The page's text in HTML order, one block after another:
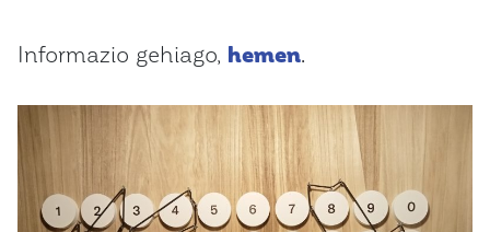
Informazio gehiago, hemen.